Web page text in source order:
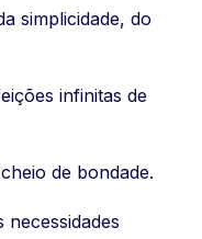
simplicidade, do
infinitas de
de bondade.